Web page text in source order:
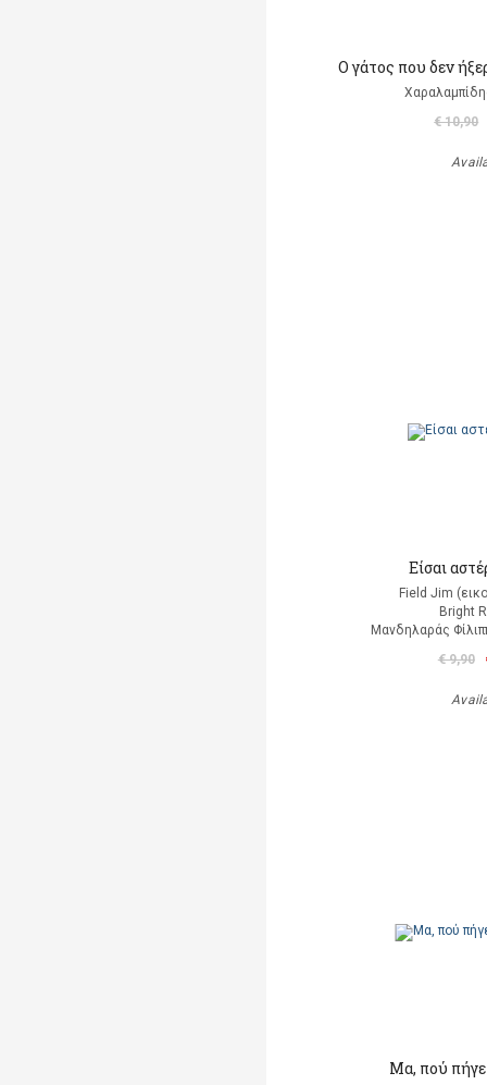
Ο γάτος που δεν
€ 10,90
Είσαι
Field Jim
Bright
Μανδηλαράς
€ 9,90
Μα, πού πήγε